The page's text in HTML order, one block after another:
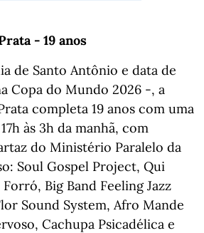
- 19 anos
de Santo Antônio e data de
Copa do Mundo 2026 -, a
completa 19 anos com uma
às 3h da manhã, com
do Ministério Paralelo da
Soul Gospel Project, Qui
Big Band Feeling Jazz
Sound System, Afro Mande
Cachupa Psicadélica e